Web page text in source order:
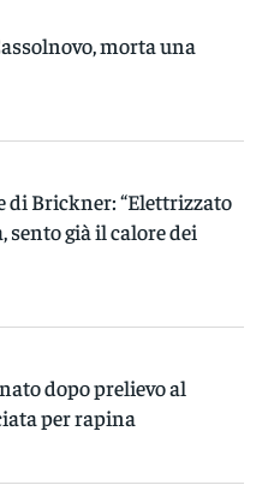
morta una
di Brickner: “Elettrizzato
sento già il calore dei
dopo prelievo al
per rapina